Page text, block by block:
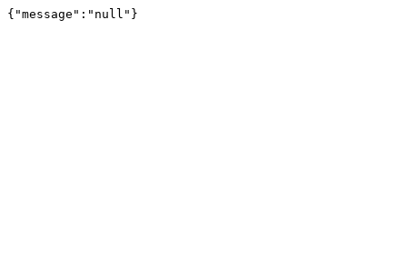
{"message":"null"}